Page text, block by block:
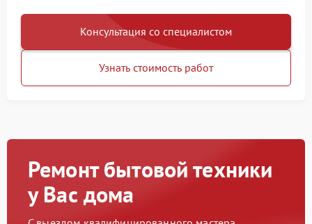
Консультация со специалистом
Узнать стоимость работ
Ремонт бытовой техники
у Вас дома